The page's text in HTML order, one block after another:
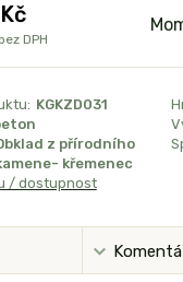
DPH
KGKZD031
z přírodního
křemenec
/ dostupnost